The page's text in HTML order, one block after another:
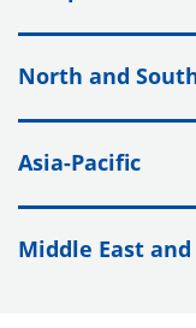
North and
Asia-Pacific
Middle East